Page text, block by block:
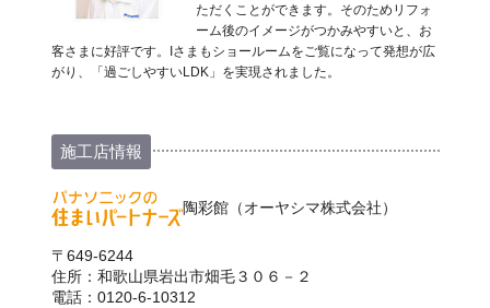
ただくことができます。そのためリフォ
ーム後のイメージがつかみやすいと、お
客さまに好評です。Iさまもショールームをご覧になって発想が広
がり、「過ごしやすいLDK」を実現されました。
施工店情報
陶彩館（オーヤシマ株式会社）
〒649-6244
住所：和歌山県岩出市畑毛３０６－２
電話：0120-6-10312